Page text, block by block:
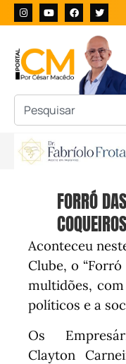
FORRÓ
Aconteceu
Clube, o
multidões,
políticos e a
Os
Clayton